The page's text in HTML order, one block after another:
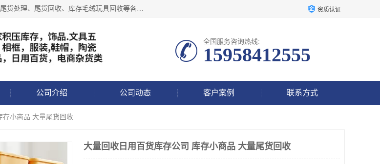
义乌永峰贸易商行长期从事:义乌库存回收、库存五金工具回收、库存杯子回收、尾货处理、尾货回收、库存毛绒玩具回收等各类产品库存回收，我们一直秉承：“，专业收购，价格从优，互惠互利，现金交易，价格公道”七大原则。欢迎有库存处理的老板来电洽谈! 资质认证
全国服务咨询热线:
15958412555
公司介绍 公司动态 客户案例 联系方式
存小商品 大量尾货回收
大量回收日用百货库存公司 库存小商品 大量尾货回收